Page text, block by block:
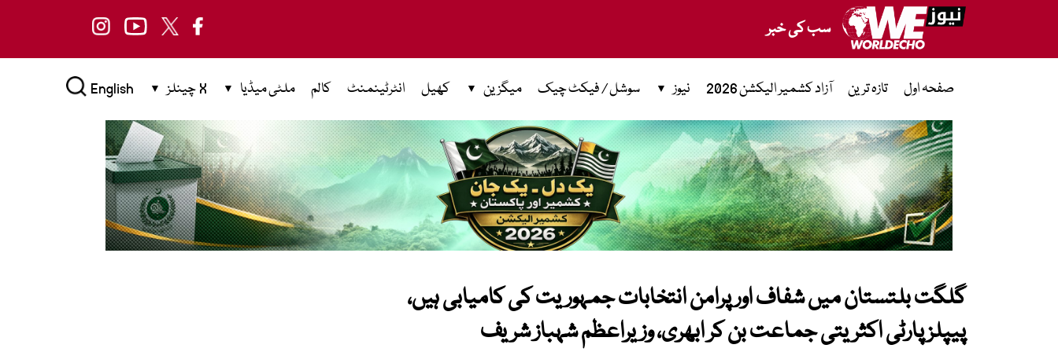
سب کی خبر
صفحہ اول تازہ ترین آزاد کشمیر الیکشن 2026 نیوز سوشل / فیکٹ چیک میگزین کھیل انٹرٹینمنٹ کالم ملٹی میڈیا X چینلز English
گلگت بلتستان میں شفاف اور پرامن انتخابات جمہوریت کی کامیابی ہیں،
پیپلز پارٹی اکثریتی جماعت بن کر ابھری، وزیراعظم شہباز شریف